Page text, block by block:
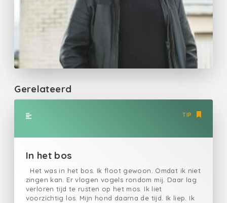
Gerelateerd
TIP
In het bos
Het was in het bos. Ik floot gewoon. Omdat ik niet
zingen kan. Er vlogen vogels rondom mij. Daar lag
verloren tijd te rusten op het mos. Ik liet
voorzichtig los. Mijn hond daarna de tijd. Ik liep. Ik